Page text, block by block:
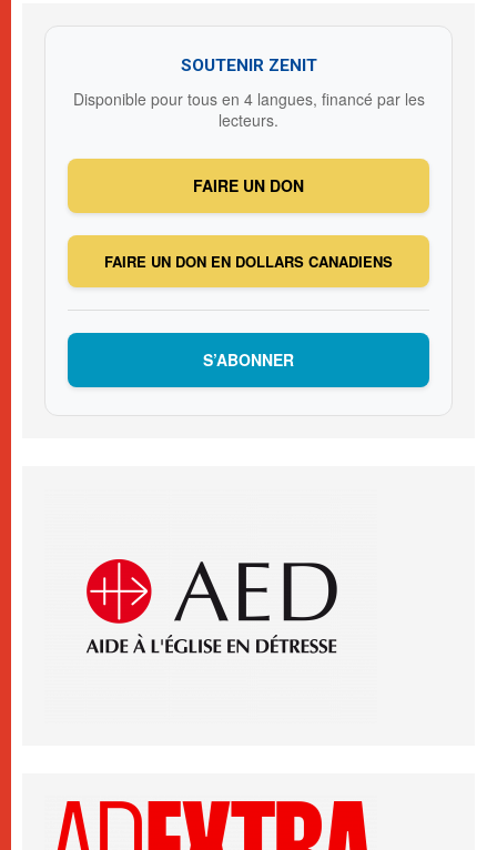
SOUTENIR ZENIT
Disponible pour tous en 4 langues, financé par les
lecteurs.
FAIRE UN DON
FAIRE UN DON EN DOLLARS CANADIENS
S’ABONNER